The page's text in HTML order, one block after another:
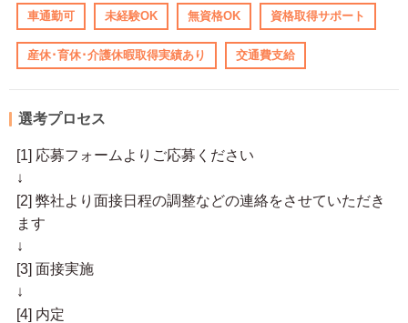
車通勤可 未経験OK 無資格OK 資格取得サポート
産休･育休･介護休暇取得実績あり 交通費支給
選考プロセス
[1] 応募フォームよりご応募ください
↓
[2] 弊社より面接日程の調整などの連絡をさせていただき
ます
↓
[3] 面接実施
↓
[4] 内定